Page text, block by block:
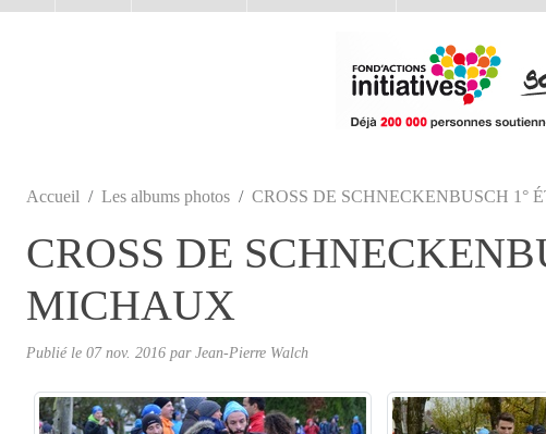
Accueil Les albums photos CROSS DE SCHNECKENBUSCH 1°
CROSS DE
MICHAUX
Publié le 07 nov. 2016 parJean-Pierre Walch